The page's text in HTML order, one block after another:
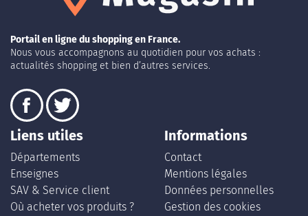
Portail en ligne du shopping en France.
Nous vous accompagnons au quotidien pour vos achats :
actualités shopping et bien d’autres services.
Liens utiles
Départements
Enseignes
SAV & Service client
Où acheter vos produits ?
Informations
Contact
Mentions légales
Données personnelles
Gestion des cookies